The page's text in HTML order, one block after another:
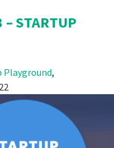
– STARTUP
Playground,